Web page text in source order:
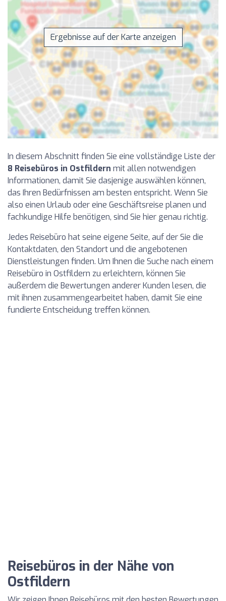
Ergebnisse auf der Karte anzeigen
In diesem Abschnitt finden Sie eine vollständige Liste der
8 Reisebüros in Ostfildern mit allen notwendigen
Informationen, damit Sie dasjenige auswählen können,
das Ihren Bedürfnissen am besten entspricht. Wenn Sie
also einen Urlaub oder eine Geschäftsreise planen und
fachkundige Hilfe benötigen, sind Sie hier genau richtig.
Jedes Reisebüro hat seine eigene Seite, auf der Sie die
Kontaktdaten, den Standort und die angebotenen
Dienstleistungen finden. Um Ihnen die Suche nach einem
Reisebüro in Ostfildern zu erleichtern, können Sie
außerdem die Bewertungen anderer Kunden lesen, die
mit ihnen zusammengearbeitet haben, damit Sie eine
fundierte Entscheidung treffen können.
Reisebüros in der Nähe von
Ostfildern